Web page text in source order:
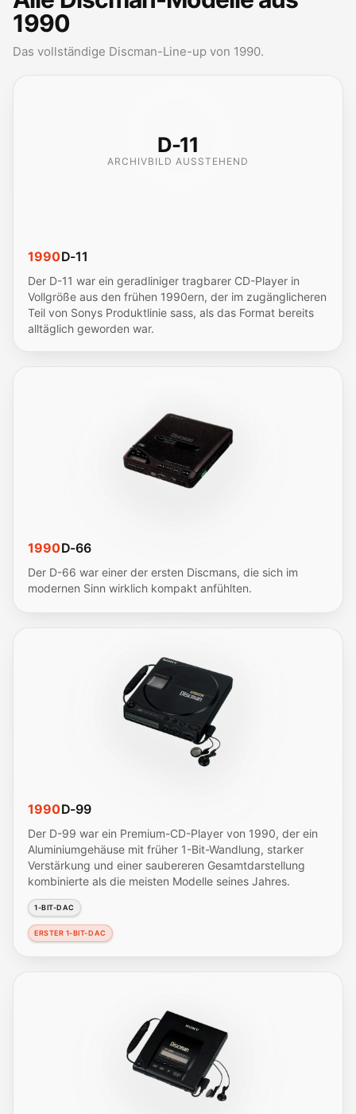
1990
Das vollständige Discman-Line-up von 1990.
D-11
ARCHIVBILD AUSSTEHEND
1990D-11
Der D-11 war ein geradliniger tragbarer CD-Player in
Vollgröße aus den frühen 1990ern, der im zugänglicheren
Teil von Sonys Produktlinie sass, als das Format bereits
alltäglich geworden war.
1990D-66
Der D-66 war einer der ersten Discmans, die sich im
modernen Sinn wirklich kompakt anfühlten.
1990D-99
Der D-99 war ein Premium-CD-Player von 1990, der ein
Aluminiumgehäuse mit früher 1-Bit-Wandlung, starker
Verstärkung und einer saubereren Gesamtdarstellung
kombinierte als die meisten Modelle seines Jahres.
1-BIT-DAC
ERSTER 1-BIT-DAC